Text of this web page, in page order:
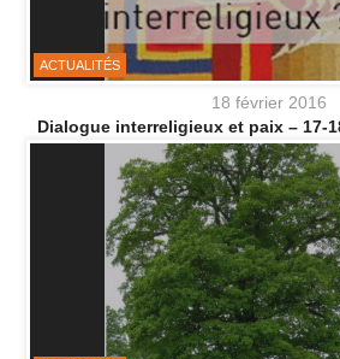
ACTUALITÉS
18 février 2016
Dialogue interreligieux et paix – 17-